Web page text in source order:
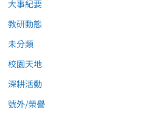
大事紀要
教研動態
未分類
校園天地
深耕活動
號外/榮譽